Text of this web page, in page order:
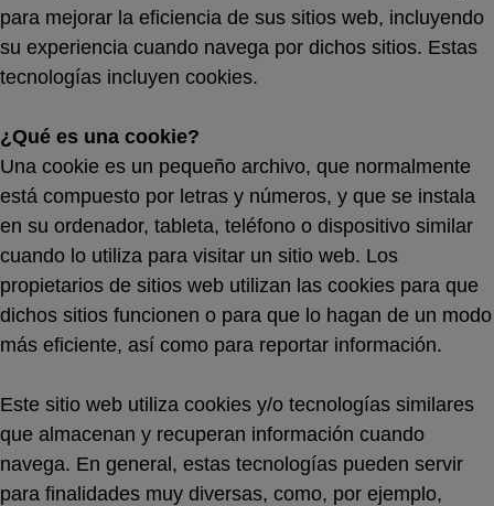
para mejorar la eficiencia de sus sitios web, incluyendo
su experiencia cuando navega por dichos sitios. Estas
tecnologías incluyen cookies.
¿Qué es una cookie?
Una cookie es un pequeño archivo, que normalmente
está compuesto por letras y números, y que se instala
en su ordenador, tableta, teléfono o dispositivo similar
cuando lo utiliza para visitar un sitio web. Los
propietarios de sitios web utilizan las cookies para que
dichos sitios funcionen o para que lo hagan de un modo
más eficiente, así como para reportar información.
Este sitio web utiliza cookies y/o tecnologías similares
que almacenan y recuperan información cuando
navega. En general, estas tecnologías pueden servir
para finalidades muy diversas, como, por ejemplo,